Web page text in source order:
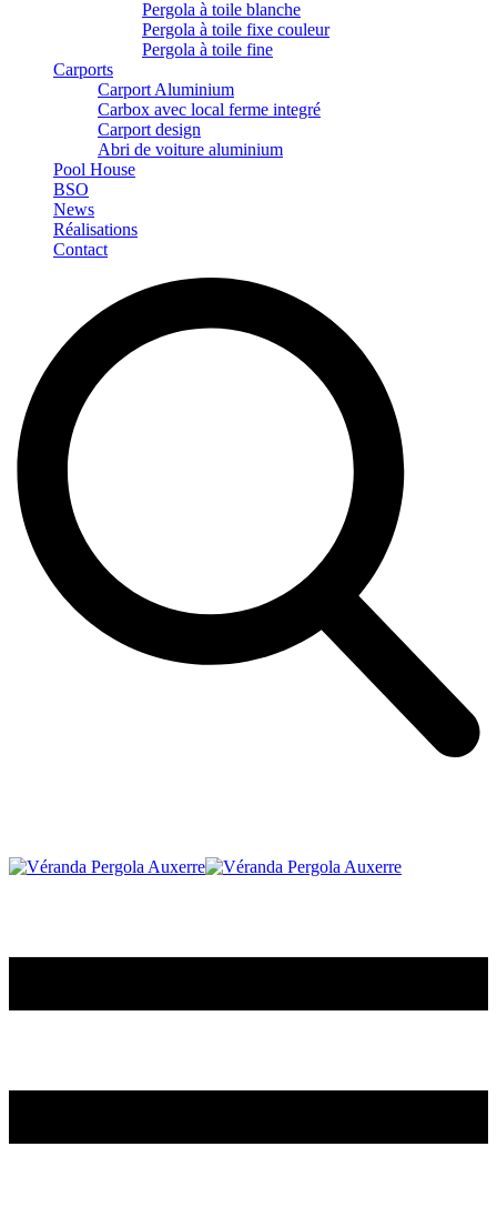
Pergola à toile blanche
Pergola à toile fixe couleur
Pergola à toile fine
Carports
Carport Aluminium
Carbox avec local ferme integré
Carport design
Abri de voiture aluminium
Pool House
BSO
News
Réalisations
Contact